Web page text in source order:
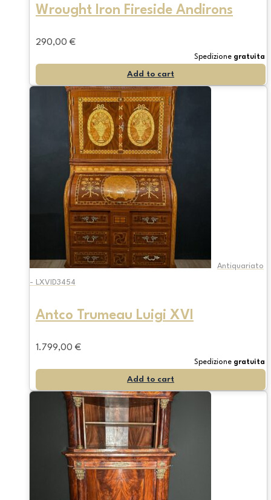
Wrought Iron Fireside Andirons
290,00 €
Spedizione gratuita
Add to cart
Antiquariato
- LXVID3454
Antco Trumeau Luigi XVI
1.799,00 €
Spedizione gratuita
Add to cart